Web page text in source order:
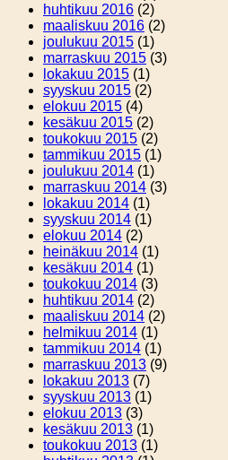
huhtikuu 2016 (2)
maaliskuu 2016 (2)
joulukuu 2015 (1)
marraskuu 2015 (3)
lokakuu 2015 (1)
syyskuu 2015 (2)
elokuu 2015 (4)
kesäkuu 2015 (2)
toukokuu 2015 (2)
tammikuu 2015 (1)
joulukuu 2014 (1)
marraskuu 2014 (3)
lokakuu 2014 (1)
syyskuu 2014 (1)
elokuu 2014 (2)
heinäkuu 2014 (1)
kesäkuu 2014 (1)
toukokuu 2014 (3)
huhtikuu 2014 (2)
maaliskuu 2014 (2)
helmikuu 2014 (1)
tammikuu 2014 (1)
marraskuu 2013 (9)
lokakuu 2013 (7)
syyskuu 2013 (1)
elokuu 2013 (3)
kesäkuu 2013 (1)
toukokuu 2013 (1)